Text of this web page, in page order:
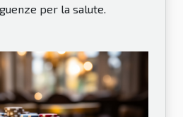
per la salute.